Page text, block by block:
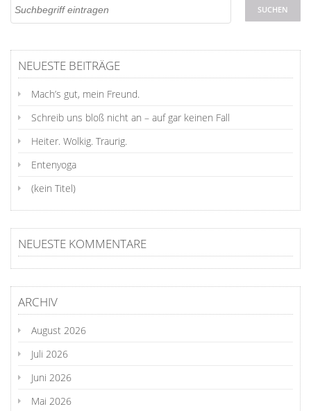
NEUESTE BEITRÄGE
Mach’s gut, mein Freund.
Schreib uns bloß nicht an – auf gar keinen Fall
Heiter. Wolkig. Traurig.
Entenyoga
(kein Titel)
NEUESTE KOMMENTARE
ARCHIV
August 2026
Juli 2026
Juni 2026
Mai 2026